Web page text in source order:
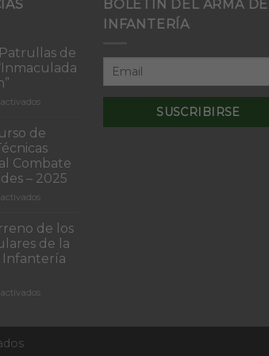
de
en
de
de
Infantería
“Inmaculada
de
Combate
– 2025
en
del
Curso
de
Tácticas
de los
de la
Infantería
en
BOLETÍN DEL ARMA DE
INFANTERÍA